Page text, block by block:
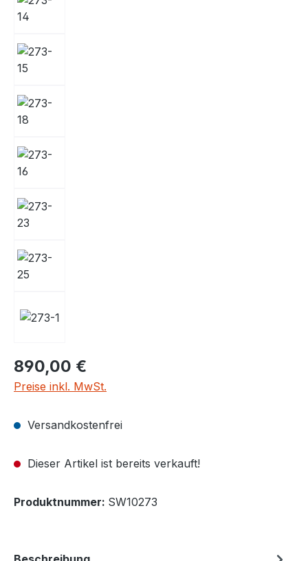
890,00 €
Preise inkl. MwSt.
Versandkostenfrei
Dieser Artikel ist bereits verkauft!
Produktnummer: SW10273